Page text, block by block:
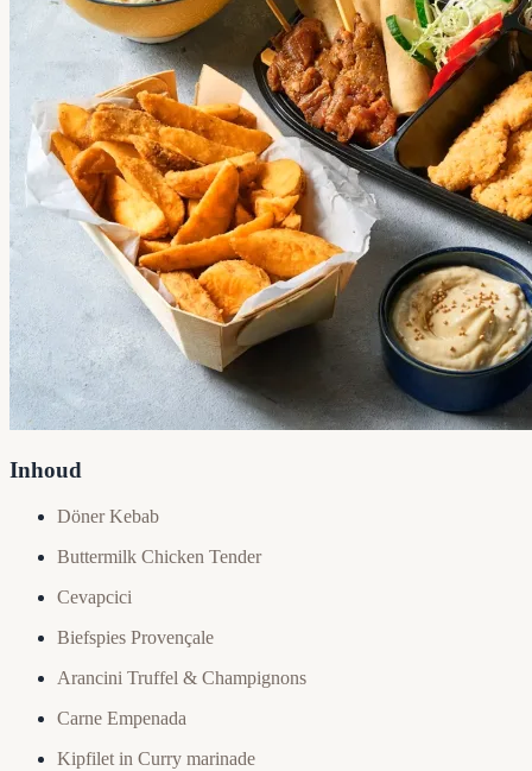
Inhoud
Döner Kebab
Buttermilk Chicken Tender
Cevapcici
Biefspies Provençale
Arancini Truffel & Champignons
Carne Empenada
Kipfilet in Curry marinade